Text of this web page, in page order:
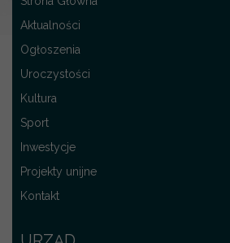
Aktualności
Ogłoszenia
Uroczystości
Kultura
Sport
Inwestycje
Projekty unijne
Kontakt